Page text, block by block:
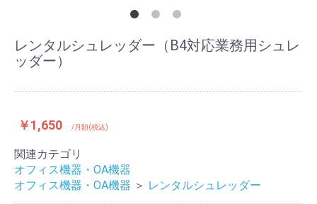
レンタルシュレッダー（B4対応業務用シュレ
ッダー）
￥1,650 /月額(税込)
関連カテゴリ
オフィス機器・OA機器
オフィス機器・OA機器 ＞ レンタルシュレッダー